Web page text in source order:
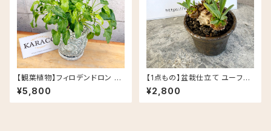
【観葉植物】フィロデンドロン ク
ッカバラ ライム バリエガータ 斑
入り 5号 Rosa セメント鉢
¥5,800
【1点もの】盆栽仕立て ユーフォ
ルビア 峨眉山 信楽焼 陶器鉢
丸鉢 多肉植物
¥2,800